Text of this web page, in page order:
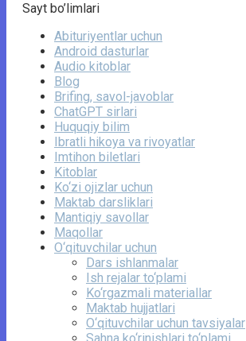
Sayt bo’limlari
Abituriyentlar uchun
Android dasturlar
Audio kitoblar
Blog
Brifing, savol-javoblar
ChatGPT sirlari
Huquqiy bilim
Ibratli hikoya va rivoyatlar
Imtihon biletlari
Kitoblar
Ko‘zi ojizlar uchun
Maktab darsliklari
Mantiqiy savollar
Maqollar
O‘qituvchilar uchun
Dars ishlanmalar
Ish rejalar to‘plami
Ko‘rgazmali materiallar
Maktab hujjatlari
O‘qituvchilar uchun tavsiyalar